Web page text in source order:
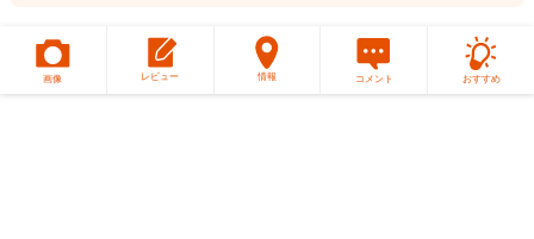
画像 レビュー 情報 コメント おすすめ